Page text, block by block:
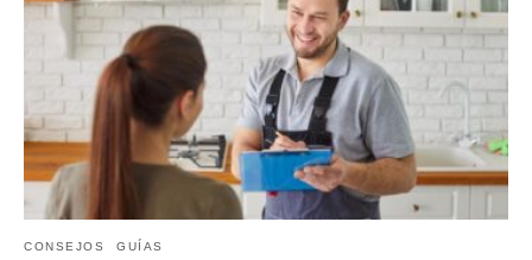
CONSEJOS GUÍAS